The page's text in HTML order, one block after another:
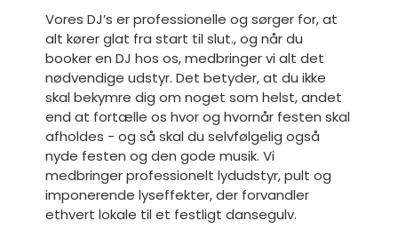
Vores DJ’s er professionelle og sørger for, at
alt kører glat fra start til slut., og når du
booker en DJ hos os, medbringer vi alt det
nødvendige udstyr. Det betyder, at du ikke
skal bekymre dig om noget som helst, andet
end at fortælle os hvor og hvornår festen skal
afholdes - og så skal du selvfølgelig også
nyde festen og den gode musik. Vi
medbringer professionelt lydudstyr, pult og
imponerende lyseffekter, der forvandler
ethvert lokale til et festligt dansegulv.